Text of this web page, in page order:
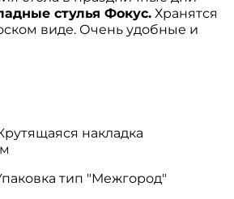
стулья Фокус. Хранятся
виде. Очень удобные и
накладка
тип "Межгород"